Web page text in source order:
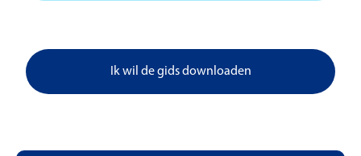
Ik wil de gids downloaden